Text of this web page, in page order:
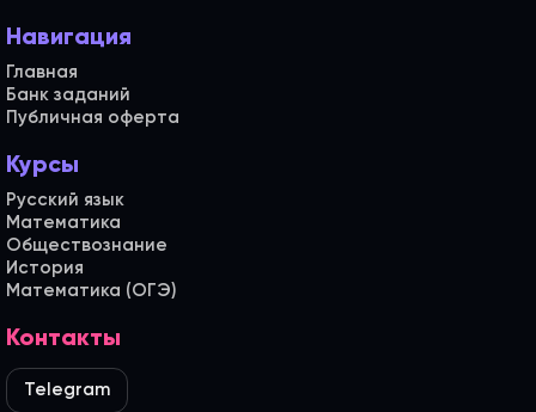
Навигация
Главная
Банк заданий
Публичная оферта
Курсы
Русский язык
Математика
Обществознание
История
Математика (ОГЭ)
Контакты
Telegram